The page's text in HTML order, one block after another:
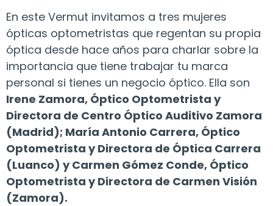
En este Vermut invitamos a tres mujeres
ópticas optometristas que regentan su propia
óptica desde hace años para charlar sobre la
importancia que tiene trabajar tu marca
personal si tienes un negocio óptico. Ella son
Irene Zamora, Óptico Optometrista y
Directora de Centro Óptico Auditivo Zamora
(Madrid); María Antonio Carrera, Óptico
Optometrista y Directora de Óptica Carrera
(Luanco) y Carmen Gómez Conde, Óptico
Optometrista y Directora de Carmen Visión
(Zamora).